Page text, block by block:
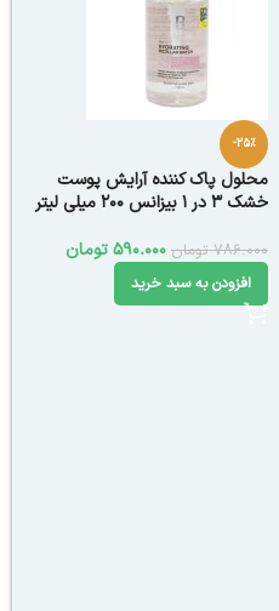
-25%
محلول پاک کننده آرایش پوست
خشک 3 در 1 بیزانس 200 میلی لیتر
786.000 تومان 590.000تومان
افزودن به سبد خرید